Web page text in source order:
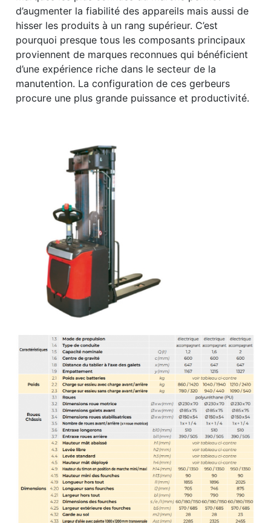
d’augmenter la fiabilité des appareils mais aussi de
hisser les produits à un rang supérieur. C’est
pourquoi presque tous les composants principaux
proviennent de marques reconnues qui bénéficient
d’une expérience riche dans le secteur de la
manutention. La configuration de ces gerbeurs
procure une plus grande puissance et productivité.